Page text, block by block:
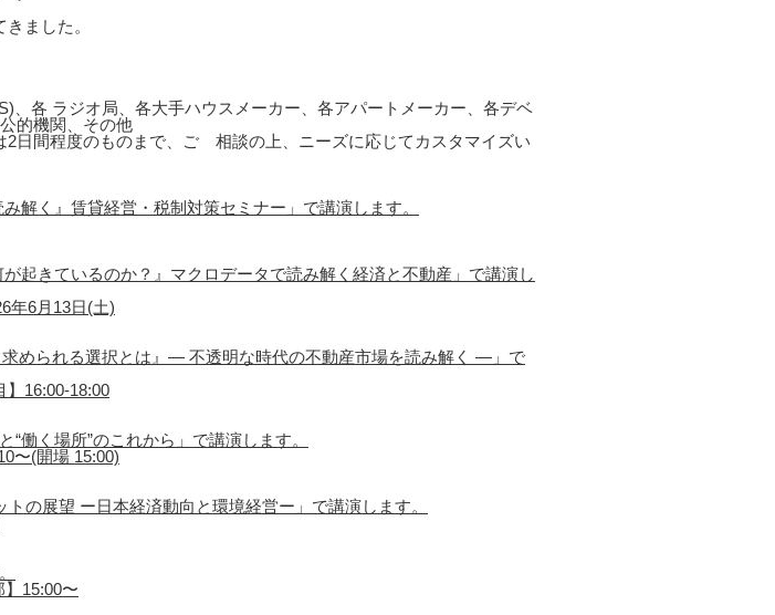
ました。
各 ラジオ局、各大手ハウスメーカー、各アパートメーカー、各デベ
的機関、その他
日間程度のものまで、ご゙相談の上、ニーズに応じてカスタマイズい
解く』賃貸経営・税制対策セミナー」で講演します。
起きているのか？』マクロデータで読み解く経済と不動産」で講演し
年6月13日(土)
められる選択とは』― 不透明な時代の不動産市場を読み解く ―」で
】16:00-18:00
働く場所”のこれから」で講演します。
〜(開場 15:00)
の展望 ー日本経済動向と環境経営ー」で講演します。
15:00〜